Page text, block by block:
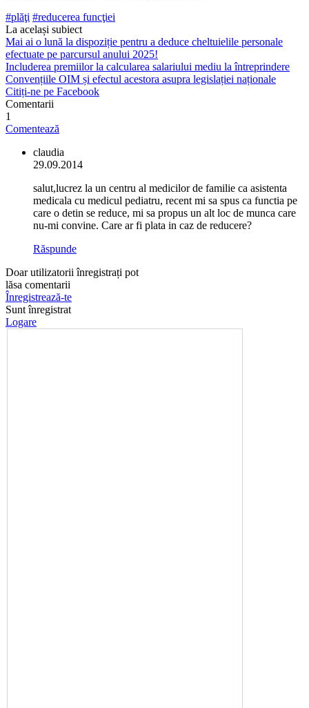
#plăţi #reducerea funcţiei
La același subiect
Mai ai o lună la dispoziție pentru a deduce cheltuielile personale
efectuate pe parcursul anului 2025!
Includerea premiilor la calcularea salariului mediu la întreprindere
Convențiile OIM și efectul acestora asupra legislației naționale
Citiți-ne pe Facebook
Comentarii
1
Comentează
claudia
29.09.2014
salut,lucrez la un centru al medicilor de familie ca asistenta
medicala cu medicul pediatru, recent mi sa spus ca functia pe
care o detin se reduce, mi sa propus un alt loc de munca care
nu-mi convine. Care ar fi plata in caz de reducere?
Răspunde
Doar utilizatorii înregistrați pot
lăsa comentarii
Înregistrează-te
Sunt înregistrat
Logare